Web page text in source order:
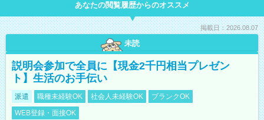
あなたの閲覧履歴からのオススメ
掲載日：2026.08.07
未読
説明会参加で全員に【現金2千円相当プレゼン
ト】生活のお手伝い
派遣 職種未経験OK 社会人未経験OK
ブランクOK
WEB登録・面接OK